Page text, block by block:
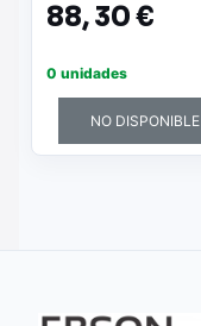
88,30 €
0 unidades
NO DISPONIBLE